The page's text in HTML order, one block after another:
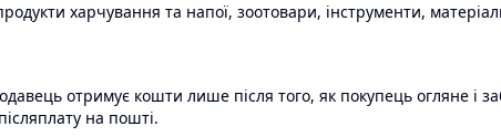
харчування та напої, зоотовари, інструменти,
отримує кошти лише після того, як покупець огляне
на пошті.